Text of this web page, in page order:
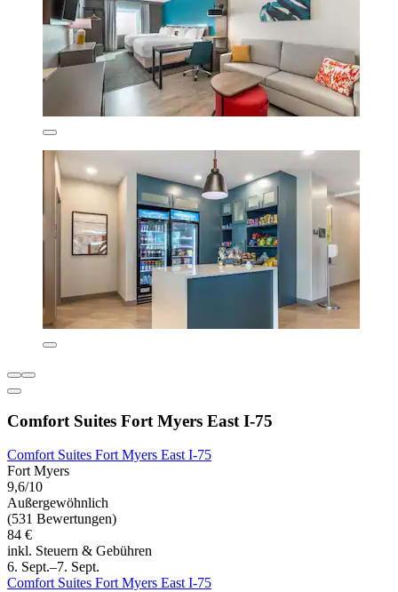
Comfort Suites Fort Myers East I-75
Comfort Suites Fort Myers East I-75
Fort Myers
9,6/10
Außergewöhnlich
(531 Bewertungen)
84 €
inkl. Steuern & Gebühren
6. Sept.–7. Sept.
Comfort Suites Fort Myers East I-75